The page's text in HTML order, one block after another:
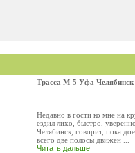
Трасса М-5 Уфа Челябинск
Недавно в гости ко мне на
ездил лихо, быстро,
Челябинск, говорит, пока
всего две полосы движен ...
Читать дальше